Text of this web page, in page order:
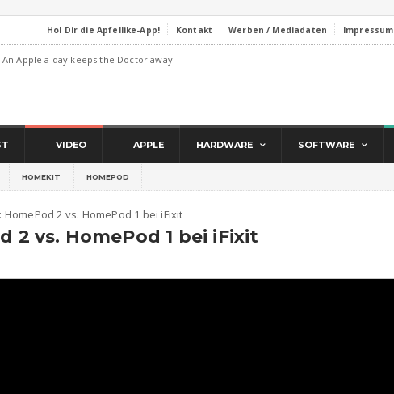
Hol Dir die Apfellike-App! Kontakt Werben / Mediadaten Impressum
An Apple a day keeps the Doctor away
VIDEO APPLE HARDWARE SOFTWARE
HOMEKIT HOMEPOD
2 vs. HomePod 1 bei iFixit
2 vs. HomePod 1 bei iFixit